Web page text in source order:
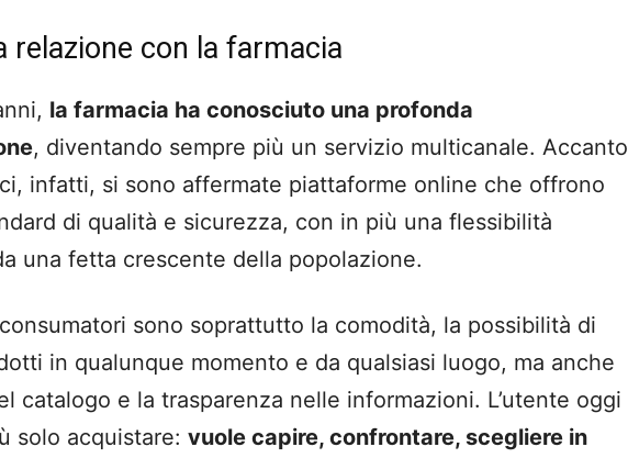
relazione con la farmacia
la farmacia ha conosciuto una profonda
, diventando sempre più un servizio multicanale. Accanto
infatti, si sono affermate piattaforme online che offrono
di qualità e sicurezza, con in più una flessibilità
una fetta crescente della popolazione.
sono soprattutto la comodità, la possibilità di
in qualunque momento e da qualsiasi luogo, ma anche
catalogo e la trasparenza nelle informazioni. L’utente oggi
solo acquistare: vuole capire, confrontare, scegliere in